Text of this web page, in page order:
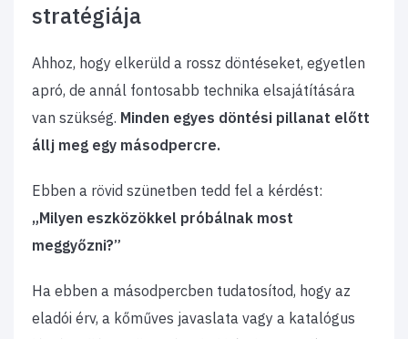
stratégiája
Ahhoz, hogy elkerüld a rossz döntéseket, egyetlen
apró, de annál fontosabb technika elsajátítására
van szükség. Minden egyes döntési pillanat előtt
állj meg egy másodpercre.
Ebben a rövid szünetben tedd fel a kérdést:
„Milyen eszközökkel próbálnak most
meggyőzni?”
Ha ebben a másodpercben tudatosítod, hogy az
eladói érv, a kőműves javaslata vagy a katalógus